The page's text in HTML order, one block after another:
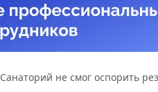
Санаторий не смог оспорить